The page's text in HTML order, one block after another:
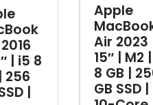
| i5 8
256
|
Apple
Air 2023
15″ | M2 |
8 GB |
GB SSD |